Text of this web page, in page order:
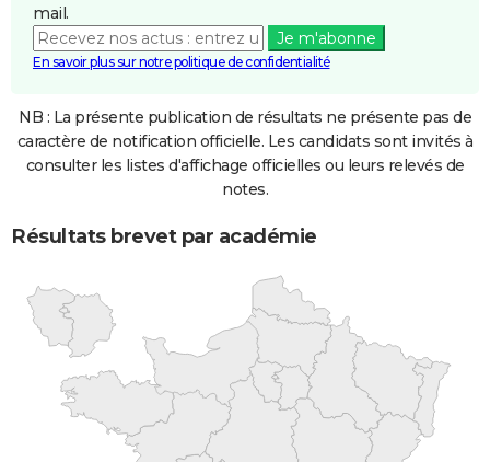
mail.
Je m'abonne
En savoir plus sur notre politique de confidentialité
NB : La présente publication de résultats ne présente pas de
caractère de notification officielle. Les candidats sont invités à
consulter les listes d'affichage officielles ou leurs relevés de
notes.
Résultats brevet par académie